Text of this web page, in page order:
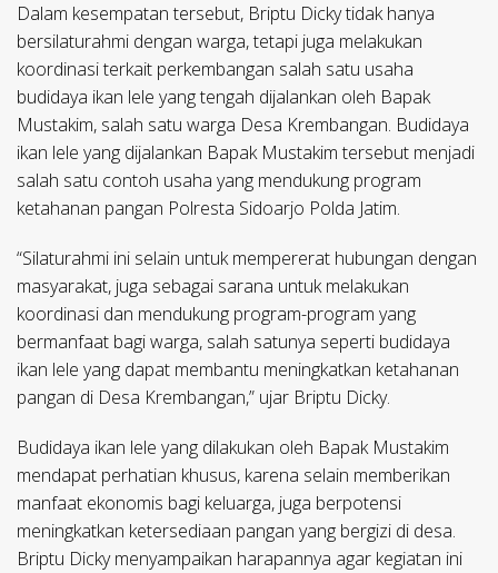
Dalam kesempatan tersebut, Briptu Dicky tidak hanya
bersilaturahmi dengan warga, tetapi juga melakukan
koordinasi terkait perkembangan salah satu usaha
budidaya ikan lele yang tengah dijalankan oleh Bapak
Mustakim, salah satu warga Desa Krembangan. Budidaya
ikan lele yang dijalankan Bapak Mustakim tersebut menjadi
salah satu contoh usaha yang mendukung program
ketahanan pangan Polresta Sidoarjo Polda Jatim.
“Silaturahmi ini selain untuk mempererat hubungan dengan
masyarakat, juga sebagai sarana untuk melakukan
koordinasi dan mendukung program-program yang
bermanfaat bagi warga, salah satunya seperti budidaya
ikan lele yang dapat membantu meningkatkan ketahanan
pangan di Desa Krembangan,” ujar Briptu Dicky.
Budidaya ikan lele yang dilakukan oleh Bapak Mustakim
mendapat perhatian khusus, karena selain memberikan
manfaat ekonomis bagi keluarga, juga berpotensi
meningkatkan ketersediaan pangan yang bergizi di desa.
Briptu Dicky menyampaikan harapannya agar kegiatan ini